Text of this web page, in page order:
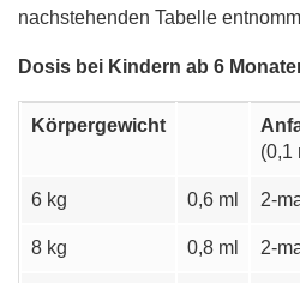
nachstehenden Tabelle
Dosis bei Kindern ab 6
Körpergewicht
(0,1
6 kg 0,6 ml 2-
8 kg 0,8 ml 2-